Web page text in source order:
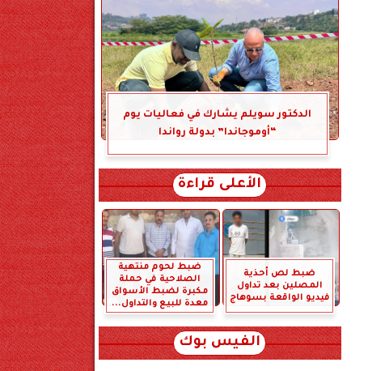
الدكتور سويلم يشارك في فعاليات يوم
“أوموجاندا” بدولة رواندا
الأعلى قراءة
ضبط لص أحذية
المصلين بعد تداول
فيديو الواقعة بسوهاج
ضبط لحوم منتهية
الصلاحية في حملة
مكبرة لضبط الأسواق
معدة للبيع والتداول...
الفيس بوك